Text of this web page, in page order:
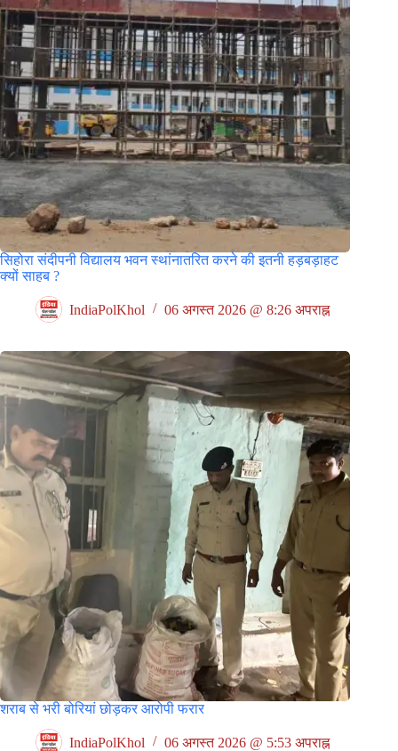
सिहोरा संदीपनी विद्यालय भवन स्थांनातरित करने की इतनी हड़बड़ाहट
क्यों साहब ?
IndiaPolKhol 06 अगस्त 2026 @ 8:26 अपराह्न
शराब से भरी बोरियां छोड़कर आरोपी फरार
IndiaPolKhol 06 अगस्त 2026 @ 5:53 अपराह्न